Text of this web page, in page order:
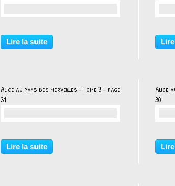
Lire la suite
Alice au pays des merveilles - Tome 3 - page
31
Lire la suite
Alice
30